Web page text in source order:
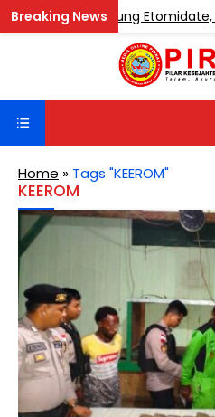
Mengandung Etomidate,
Home » Tags "KEEROM"
KEEROM